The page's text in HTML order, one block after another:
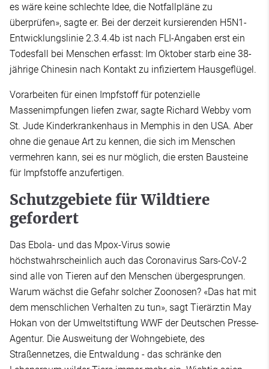
es wäre keine schlechte Idee, die Notfallpläne zu
überprüfen», sagte er. Bei der derzeit kursierenden H5N1-
Entwicklungslinie 2.3.4.4b ist nach FLI-Angaben erst ein
Todesfall bei Menschen erfasst: Im Oktober starb eine 38-
jährige Chinesin nach Kontakt zu infiziertem Hausgeflügel.
Vorarbeiten für einen Impfstoff für potenzielle
Massenimpfungen liefen zwar, sagte Richard Webby vom
St. Jude Kinderkrankenhaus in Memphis in den USA. Aber
ohne die genaue Art zu kennen, die sich im Menschen
vermehren kann, sei es nur möglich, die ersten Bausteine
für Impfstoffe anzufertigen.
Schutzgebiete für Wildtiere
gefordert
Das Ebola- und das Mpox-Virus sowie
höchstwahrscheinlich auch das Coronavirus Sars-CoV-2
sind alle von Tieren auf den Menschen übergesprungen.
Warum wächst die Gefahr solcher Zoonosen? «Das hat mit
dem menschlichen Verhalten zu tun», sagt Tierärztin May
Hokan von der Umweltstiftung WWF der Deutschen Presse-
Agentur. Die Ausweitung der Wohngebiete, des
Straßennetzes, die Entwaldung - das schränke den